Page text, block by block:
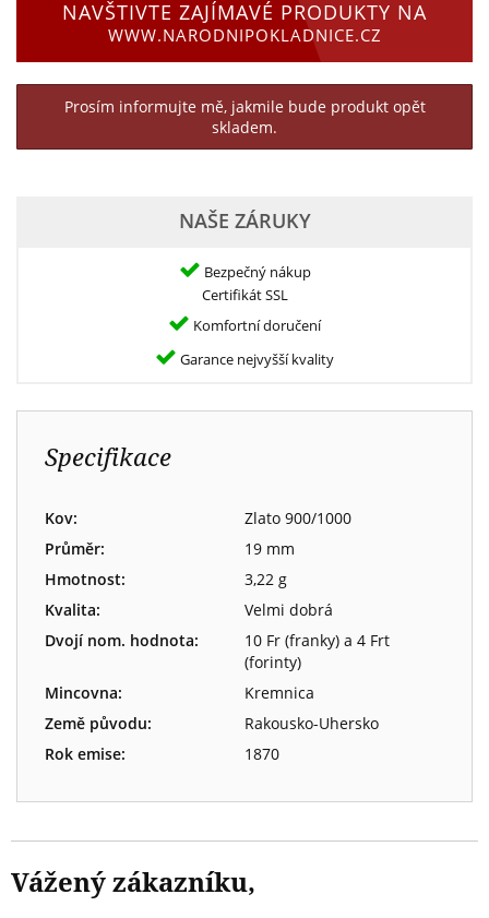
NAVŠTIVTE ZAJÍMAVÉ PRODUKTY NA
WWW.NARODNIPOKLADNICE.CZ
Prosím informujte mě, jakmile bude produkt opět
skladem.
NAŠE ZÁRUKY
Bezpečný nákup
Certifikát SSL
Komfortní doručení
Garance nejvyšší kvality
Specifikace
Kov:
Zlato 900/1000
Průměr:
19 mm
Hmotnost:
3,22 g
Kvalita:
Velmi dobrá
Dvojí nom. hodnota:
10 Fr (franky) a 4 Frt
(forinty)
Mincovna:
Kremnica
Země původu:
Rakousko-Uhersko
Rok emise:
1870
Vážený zákazníku,